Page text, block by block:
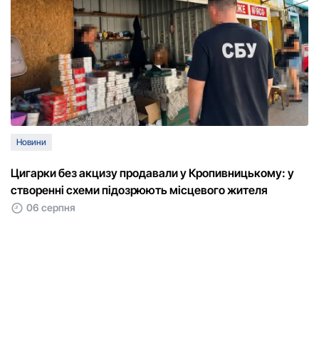
Новини
Цигарки без акцизу продавали у Кропивницькому: у
створенні схеми підозрюють місцевого жителя
06 серпня